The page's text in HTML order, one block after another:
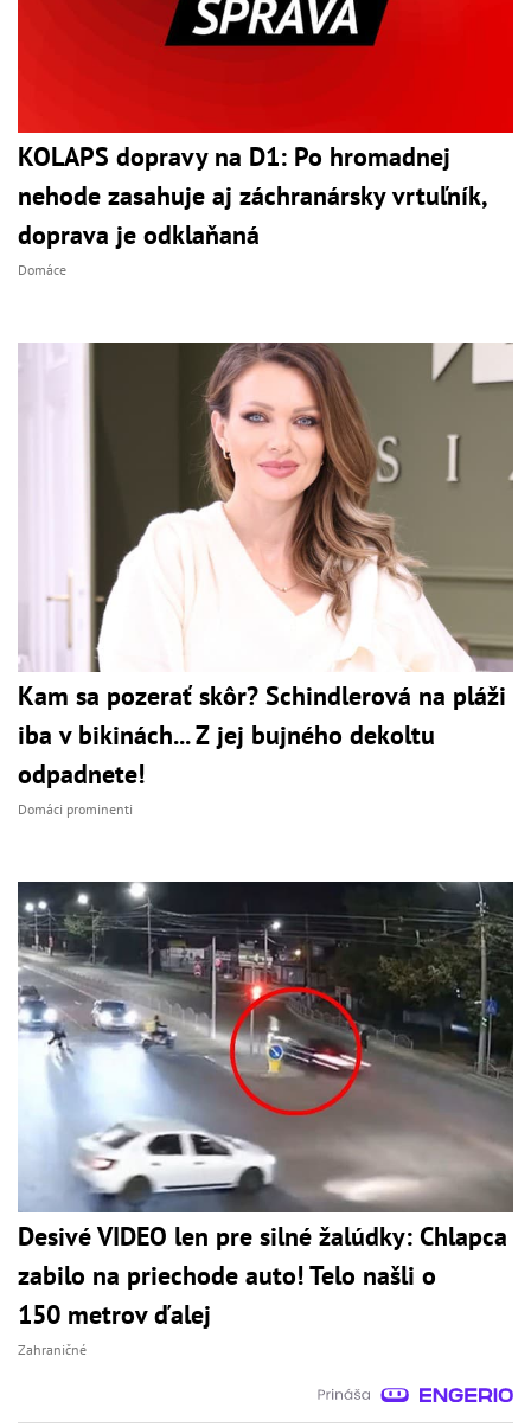
KOLAPS dopravy na D1: Po hromadnej
nehode zasahuje aj záchranársky vrtuľník,
doprava je odklaňaná
Domáce
Kam sa pozerať skôr? Schindlerová na pláži
iba v bikinách... Z jej bujného dekoltu
odpadnete!
Domáci prominenti
Desivé VIDEO len pre silné žalúdky: Chlapca
zabilo na priechode auto! Telo našli o
150 metrov ďalej
Zahraničné